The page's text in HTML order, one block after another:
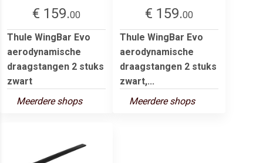
€ 159.00
Thule WingBar Evo
aerodynamische
draagstangen 2 stuks
zwart
Meerdere shops
€ 159.00
Thule WingBar Evo
aerodynamische
draagstangen 2 stuks
zwart,...
Meerdere shops